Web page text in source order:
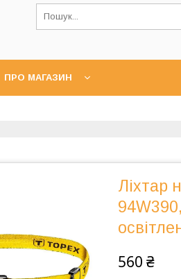
ПРО МАГАЗИН
Ліхтар
560 ₴